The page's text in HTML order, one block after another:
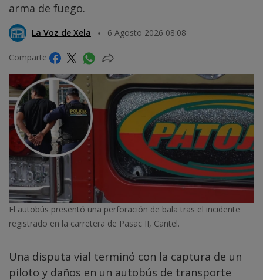
arma de fuego.
La Voz de Xela 6 Agosto 2026 08:08
Comparte
El autobús presentó una perforación de bala tras el incidente
registrado en la carretera de Pasac II, Cantel.
Una disputa vial terminó con la captura de un
piloto y daños en un autobús de transporte